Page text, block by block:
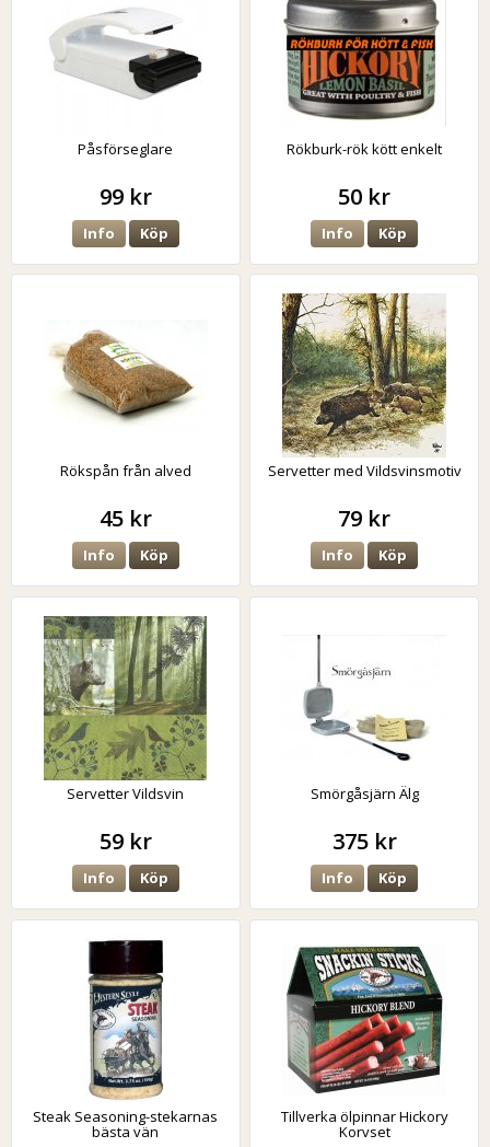
Påsförseglare
99 kr
Info Köp
Rökburk-rök kött enkelt
50 kr
Info Köp
Rökspån från alved
45 kr
Info Köp
Servetter med Vildsvinsmotiv
79 kr
Info Köp
Servetter Vildsvin
59 kr
Info Köp
Smörgåsjärn Älg
375 kr
Info Köp
Steak Seasoning-stekarnas
bästa vän
Tillverka ölpinnar Hickory
Korvset